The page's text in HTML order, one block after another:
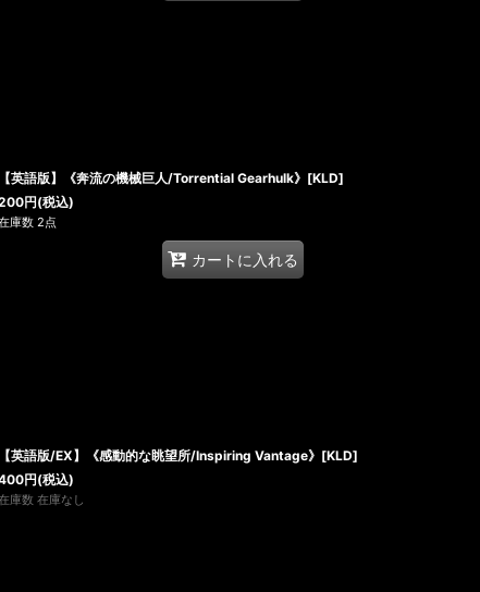
【英語版】《奔流の機械巨人/Torrential Gearhulk》[KLD]
円(税込)
庫数 2点
カートに入れる
【英語版/EX】《感動的な眺望所/Inspiring Vantage》[KLD]
円(税込)
庫数 在庫なし